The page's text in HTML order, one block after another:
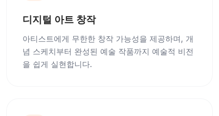
디지털 아트 창작
아티스트에게 무한한 창작 가능성을 제공하며, 개
념 스케치부터 완성된 예술 작품까지 예술적 비전
을 쉽게 실현합니다.